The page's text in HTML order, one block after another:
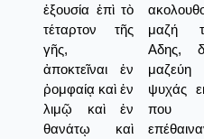
ἐξουσία ἐπὶ τὸ
τέταρτον τῆς
γῆς,
ἀποκτεῖναι ἐν
ῥομφαίᾳ καὶ ἐν
λιμῷ καὶ ἐν
θανάτῳ καὶ
μαζή
Αδης,
ψυχάς